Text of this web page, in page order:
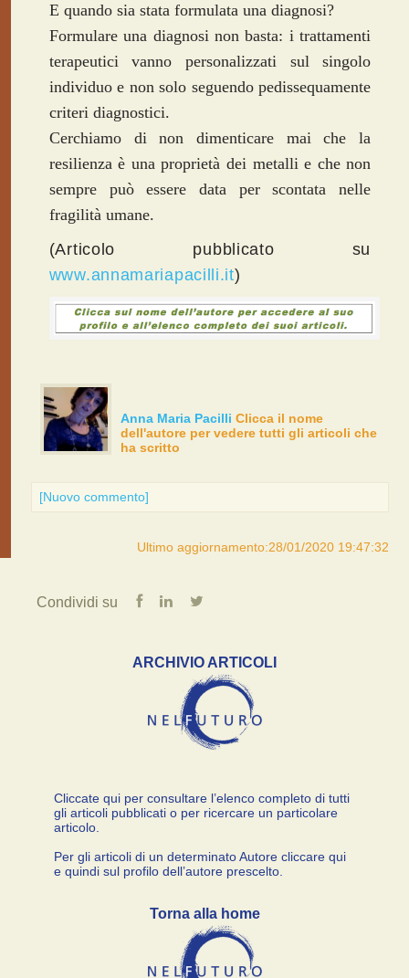
E quando sia stata formulata una diagnosi?
Formulare una diagnosi non basta: i trattamenti
terapeutici vanno personalizzati sul singolo
individuo e non solo seguendo pedissequamente
criteri diagnostici.
Cerchiamo di non dimenticare mai che la
resilienza è una proprietà dei metalli e che non
sempre può essere data per scontata nelle
fragilità umane.
(Articolo pubblicato su
www.annamariapacilli.it)
Anna Maria Pacilli Clicca il nome
dell'autore per vedere tutti gli articoli che
ha scritto
[Nuovo commento]
Ultimo aggiornamento:28/01/2020 19:47:32
Condividi su
ARCHIVIO ARTICOLI
Cliccate qui per consultare l’elenco completo di tutti
gli articoli pubblicati o per ricercare un particolare
articolo.
Per gli articoli di un determinato Autore cliccare qui
e quindi sul profilo dell’autore prescelto.
Torna alla home